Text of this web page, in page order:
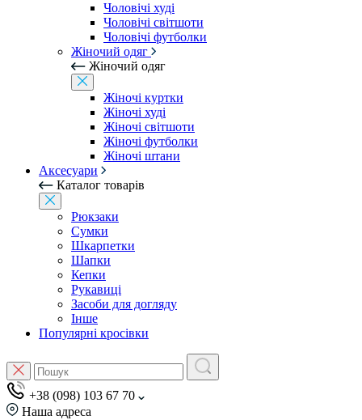
Чоловічі худі
Чоловічі світшоти
Чоловічі футболки
Жіночий одяг
Жіночий одяг
Жіночі куртки
Жіночі худі
Жіночі світшоти
Жіночі футболки
Жіночі штани
Аксесуари
Каталог товарів
Рюкзаки
Сумки
Шкарпетки
Шапки
Кепки
Рукавиці
Засоби для догляду
Інше
Популярні кросівки
+38 (098) 103 67 70
Наша адреса